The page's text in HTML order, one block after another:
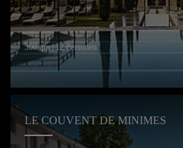
300 qm | 12 Personen
LE COUVENT DE MINIMES